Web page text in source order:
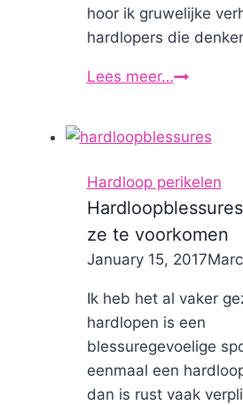
hoor ik gruwelijke
hardlopers die
Lees meer…Buizerd
tegen
buizerds?
Hardloop perikelen
ze te voorkomen
ByNicole
January 15, 2017
Ik heb het al vaker
hardlopen is een
blessuregevoelige
eenmaal een
dan is rust vaak